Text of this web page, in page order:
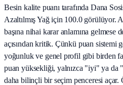
Besin kalite puanı tarafında Dana
Azaltılmış Yağ için 100.0 görülüyor.
başına nihai karar anlamına gelmese
açısından kritik. Çünkü puan sistemi
yoğunluk ve genel profil gibi birden
puan yüksekliği, yalnızca "iyi" ya da
daha bilinçli bir seçim penceresi